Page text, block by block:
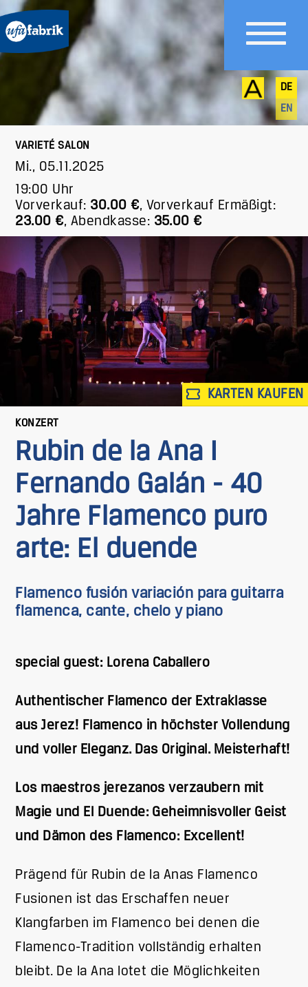
DE
EN
VARIETÉ SALON
Mi., 05.11.2025
19:00 Uhr
Vorverkauf: 30.00 €, Vorverkauf Ermäßigt:
23.00 €, Abendkasse: 35.00 €
KARTEN KAUFEN
KONZERT
Rubin de la Ana I
Fernando Galán - 40
Jahre Flamenco puro
arte: El duende
Flamenco fusión variación para guitarra
flamenca, cante, chelo y piano
special guest: Lorena Caballero
Authentischer Flamenco der Extraklasse
aus Jerez! Flamenco in höchster Vollendung
und voller Eleganz. Das Original. Meisterhaft!
Los maestros jerezanos verzaubern mit
Magie und El Duende: Geheimnisvoller Geist
und Dämon des Flamenco: Excellent!
Prägend für Rubin de la Anas Flamenco
Fusionen ist das Erschaffen neuer
Klangfarben im Flamenco bei denen die
Flamenco-Tradition vollständig erhalten
bleibt. De la Ana lotet die Möglichkeiten